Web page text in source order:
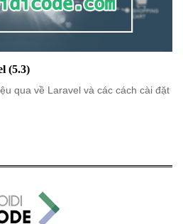
(5.3)
qua về Laravel và các cách cài đặt